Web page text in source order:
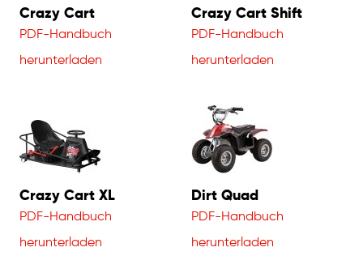
Crazy Cart
PDF-Handbuch
herunterladen
Crazy Cart Shift
PDF-Handbuch
herunterladen
Crazy Cart XL
PDF-Handbuch
herunterladen
Dirt Quad
PDF-Handbuch
herunterladen